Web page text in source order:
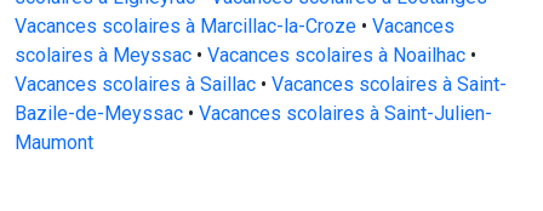
Vacances scolaires à Marcillac-la-Croze • Vacances
scolaires à Meyssac • Vacances scolaires à Noailhac •
Vacances scolaires à Saillac • Vacances scolaires à Saint-
Bazile-de-Meyssac • Vacances scolaires à Saint-Julien-
Maumont